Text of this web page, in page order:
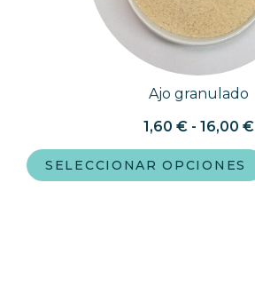
Ajo granulado
1,60 € - 16,00 €
SELECCIONAR OPCIONES